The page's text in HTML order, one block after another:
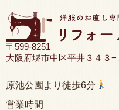
〒599-8251
大阪府堺市中区平井３４３
原池公園より徒歩6分
営業時間